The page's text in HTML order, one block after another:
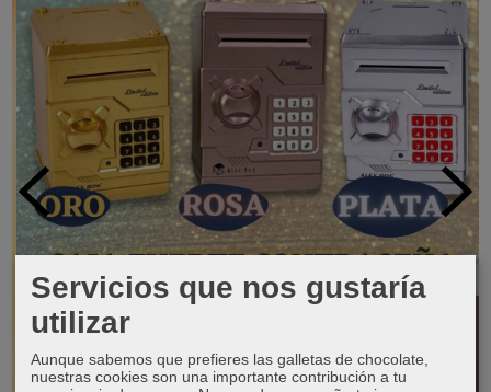
Servicios que nos gustaría
utilizar
Aunque sabemos que prefieres las galletas de chocolate,
nuestras cookies son una importante contribución a tu